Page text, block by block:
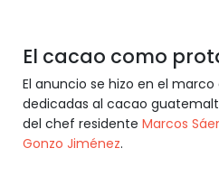
El cacao como
El anuncio se hizo en el
dedicadas al cacao
del chef residente Marcos
Gonzo Jiménez.